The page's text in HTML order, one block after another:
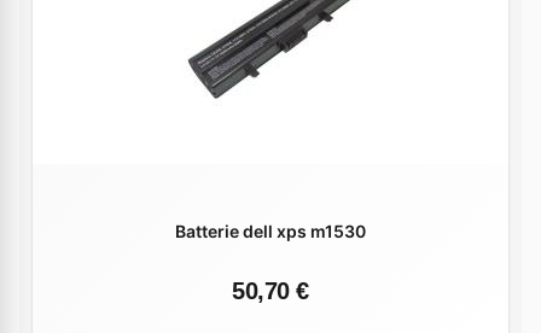
Batterie dell xps m1530
50,70 €